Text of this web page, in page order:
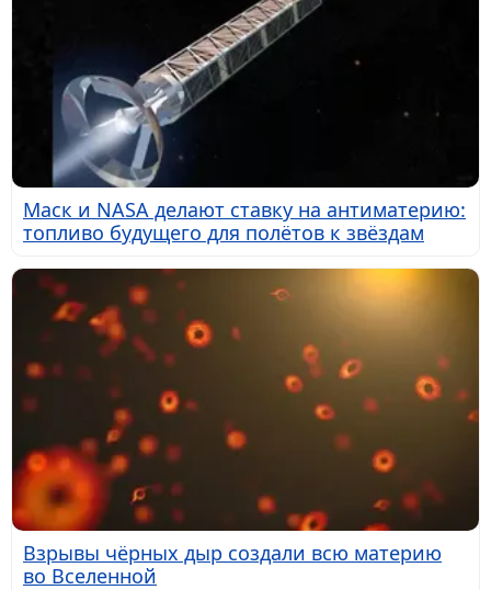
Маск и NASA делают ставку на антиматерию:
топливо будущего для полётов к звёздам
Взрывы чёрных дыр создали всю материю
во Вселенной